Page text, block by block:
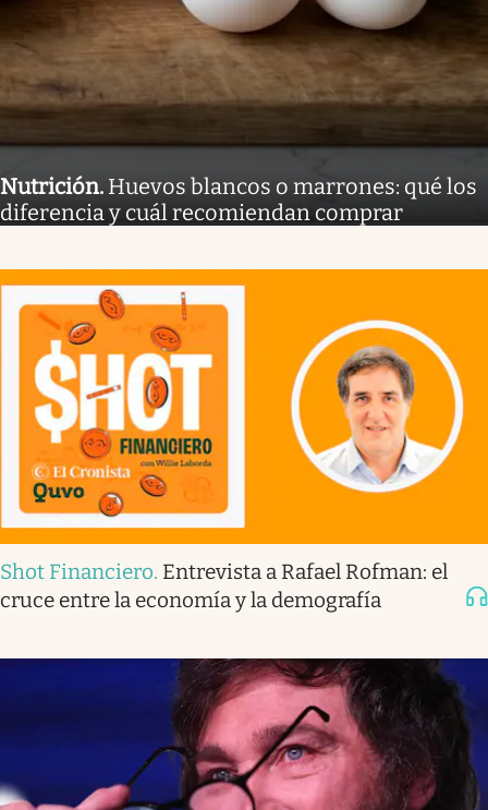
Nutrición. Huevos blancos o marrones: qué los
diferencia y cuál recomiendan comprar
Shot Financiero. Entrevista a Rafael Rofman: el
cruce entre la economía y la demografía